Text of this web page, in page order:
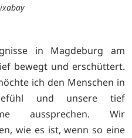
in Magdeburg am
bewegt und erschüttert.
ich den Menschen in
und unsere tief
aussprechen. Wir
wie es ist, wenn so eine